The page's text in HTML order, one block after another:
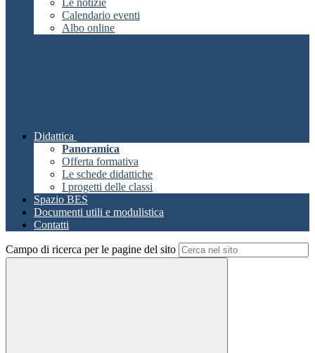
Le notizie
Calendario eventi
Albo online
Didattica
Panoramica
Offerta formativa
Le schede didattiche
I progetti delle classi
Spazio BES
Documenti utili e modulistica
Contatti
Campo di ricerca per le pagine del sito